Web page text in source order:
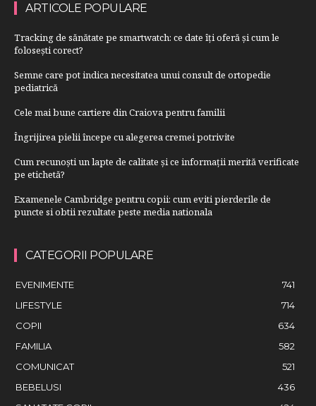
ARTICOLE POPULARE
Tracking de sănătate pe smartwatch: ce date îți oferă și cum le
folosești corect?
Semne care pot indica necesitatea unui consult de ortopedie
pediatrică
Cele mai bune cartiere din Craiova pentru familii
Îngrijirea pielii începe cu alegerea cremei potrivite
Cum recunoști un lapte de calitate și ce informații merită verificate
pe etichetă?
Examenele Cambridge pentru copii: cum eviti pierderile de
puncte si obtii rezultate peste media nationala
CATEGORII POPULARE
EVENIMENTE
741
LIFESTYLE
714
COPII
634
FAMILIA
582
COMUNICAT
521
BEBELUSI
436